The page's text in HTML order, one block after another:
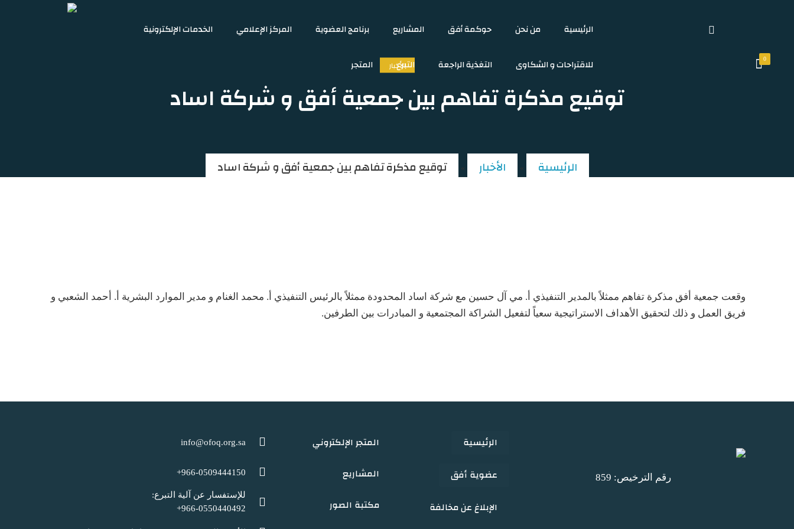
0
الرئيسية من نحن حوكمة أفق المشاريع برنامج العضوية المركز الإعلامي الخدمات الإلكترونية
للاقتراحات و الشكاوى التغذية الراجعة التبرع المتجر الأخبار
توقيع مذكرة تفاهم بين جمعية أفق و شركة اساد
الرئيسية » الأخبار » توقيع مذكرة تفاهم بين جمعية أفق و شركة اساد
وقعت جمعية أفق مذكرة تفاهم ممثلاً بالمدير التنفيذي أ. مي آل حسين مع شركة اساد المحدودة ممثلاً بالرئيس التنفيذي أ. محمد الغنام و مدير الموارد البشرية أ. أحمد الشعبي و
فريق العمل و ذلك لتحقيق الأهداف الاستراتيجية سعياً لتفعيل الشراكة المجتمعية و المبادرات بين الطرفين.
info@ofoq.org.sa
966-0509444150+
للإستفسار عن آلية التبرع:
966-0550440492+
المتجر الإلكتروني
المشاريع
مكتبة الصور
الرئيسية
عضوية أفق
الإبلاغ عن مخالفة
رقم الترخيص: 859